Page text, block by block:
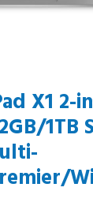
X1 2-
1TB